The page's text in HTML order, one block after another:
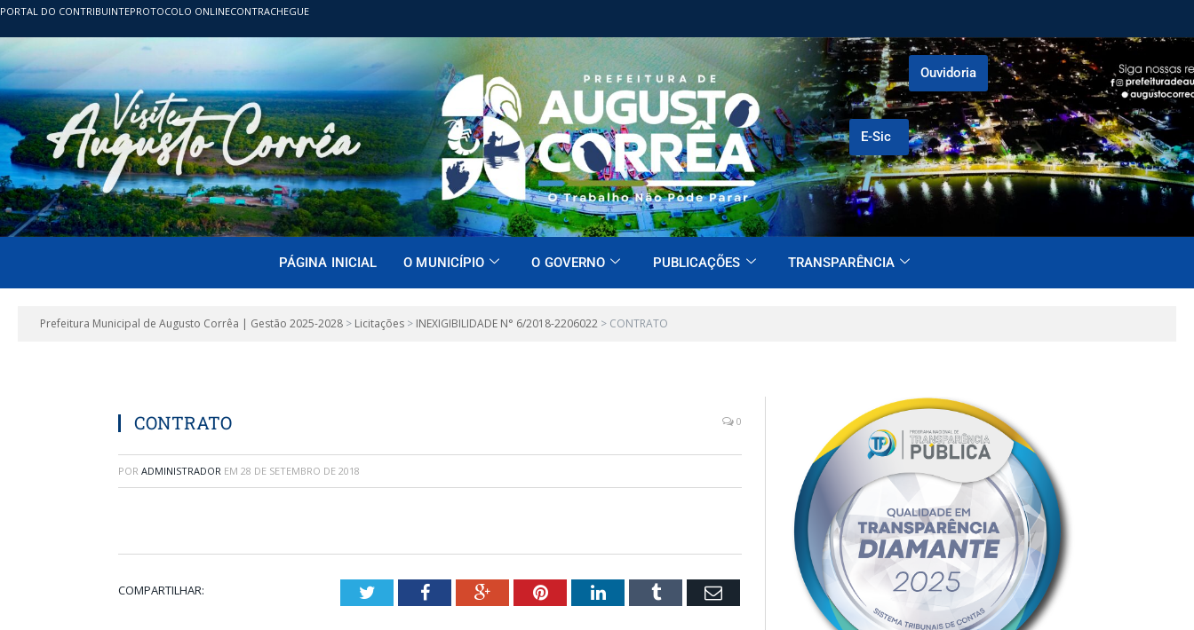
PORTAL DO CONTRIBUINTEPROTOCOLO ONLINECONTRACHEGUE
E-Sic
Ouvidoria
PÁGINA INICIAL O MUNICÍPIO O GOVERNO PUBLICAÇÕES TRANSPARÊNCIA
Prefeitura Municipal de Augusto Corrêa | Gestão 2025-2028 > Licitações > INEXIGIBILIDADE N° 6/2018-2206022 > CONTRATO
CONTRATO 0
POR ADMINISTRADOR EM 28 DE SETEMBRO DE 2018
COMPARTILHAR: TwitterFacebookGoogle+Pinterest
LinkedInTumblrEmail